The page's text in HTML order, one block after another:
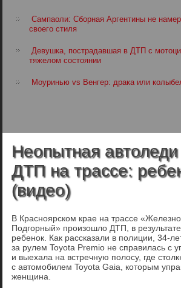
Сампаоли: Сборная Аргентины не
своего стиля
Девушка, пострадавшая в ДТП с
тяжелом состоянии
Моуринью vs Венгер: драка или
Неопытная
ДТП на трассе:
(видео)
В Красноярском крае на трассе
Подгорный» произошло ДТП, в результате
ребенок. Как рассказали в полиции, 34-
за рулем Toyota Premio не справилась с
и выехала на встречную полосу, где
с автомобилем Toyota Gaiа, которым
женщина.